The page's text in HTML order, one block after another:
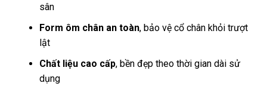
sân
Form ôm chân an toàn, bảo vệ cổ chân khỏi trượt
lật
Chất liệu cao cấp, bền đẹp theo thời gian dài sử
dụng